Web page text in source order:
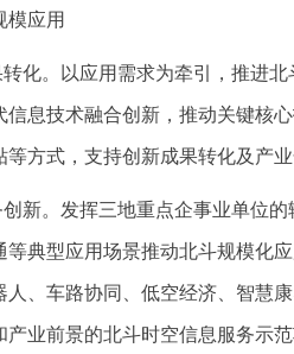
模应用
化。以应用需求为牵引，推进
信息技术融合创新，推动关键核
等方式，支持创新成果转化及产
新。发挥三地重点企事业单位
等典型应用场景推动北斗规模化
人、车路协同、低空经济、智慧
产业前景的北斗时空信息服务示